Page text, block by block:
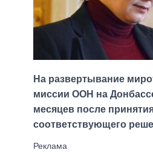
На развертывание
миссии ООН на
месяцев после
соответствующего